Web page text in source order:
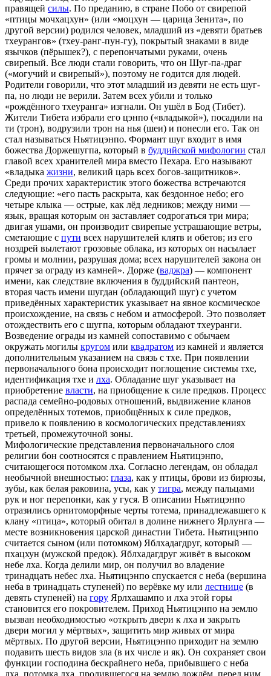
правящей силы. По преданию, в стране Побо от свирепой
«птицы мочхацхун» (или «моцхун — царица Зенита», по
другой версии) родился человек, младший из «девяти братьев
тхеурангов» (тхеу-ранг-пун-гу), покрытый знаками в виде
язычков (пёрышек?), с перепончатыми руками, очень
свирепый. Все люди стали говорить, что он Шуг-па-драг
(«могучий и свирепый»), поэтому не годится для людей.
Родители говорили, что этот младший из девяти не есть шуг-
па, но люди не верили. Затем всех убили и только
«рождённого тхеуранга» изгнали. Он ушёл в Бод (Тибет).
Жители Тибета избрали его цэнпо («владыкой»), посадили на
ти (трон), водрузили трон на нья (шеи) и понесли его. Так он
стал называться Ньятицэнпо. Формант шуг входит в имя
божества Доржешугпа, который в буддийской мифологии стал
главой всех хранителей мира вместо Пехара. Его называют
«владыка жизни, великий царь всех богов-защитников».
Среди прочих характеристик этого божества встречаются
следующие: «его пасть раскрыта, как бездонное небо; его
четыре клыка — острые, как лёд ледников; между ними —
язык, вращая которым он заставляет содрогаться три мира;
двигая ушами, он производит свирепые устрашающие ветры,
сметающие с пути всех нарушителей клятв и обетов; из его
ноздрей вылетают грозовые облака, из которых он насылает
громы и молнии, разрушая дома; всех нарушителей закона он
прячет за ограду из камней». Дорже (ваджра) — компонент
имени, как следствие включения в буддийский пантеон,
вторая часть имени шугдан (обладающий шуг) с учетом
приведённых характеристик указывает на явное космическое
происхождение, на связь с небом и атмосферой. Это позволяет
отождествить его с шугпа, которым обладают тхеуранги.
Возведение ограды из камней сопоставимо с обычаем
окружать могилы кругом или квадратом из камней и является
дополнительным указанием на связь с тхе. При появлении
первоначального бона происходит поглощение системы тхе,
идентификация тхе и лха. Обладание шуг указывает на
приобретение власти, на приобщение к силе предков. Процесс
распада семейно-родовых отношений, выдвижение кланов
определённых тотемов, приобщённых к силе предков,
привело к появлению в космологических представлениях
третьей, промежуточной зоны.
Мифологические представления первоначального слоя
религии бон соотносятся с правлением Ньятицэнпо,
считающегося потомком лха. Согласно легендам, он обладал
необычной внешностью: глаза, как у птицы, брови из бирюзы,
зубы, как белая раковина, усы, как у тигра, между пальцами
рук и ног перепонки, как у гуся. В описании Ньятицэнпо
отразились орнитоморфные черты тотема, принадлежавшего к
клану «птица», который обитал в долине нижнего Ярлунга —
месте возникновения царской династии Тибета. Ньятицэнпо
считается сыном (или потомком) Яблхадагдруг, который —
пхацхун (мужской предок). Яблхадагдруг живёт в высоком
небе лха. Когда делили мир, он получил во владение
тринадцать небес лха. Ньятицэнпо спускается с неба (вершина
неба в тринадцать ступеней) по верёвке му или лестнице (в
девять ступеней) на гору Ярлхашампо и лха этой горы
становится его покровителем. Приход Ньятицэнпо на землю
вызван необходимостью «открыть двери к лха и закрыть
двери могил у мёртвых», защитить мир живых от мира
мёртвых. По другой версии, Ньятицэнпо приходит на землю
подавить шесть видов зла (в их числе и як). Он сохраняет свои
функции господина бескрайнего неба, прибывшего с неба
лха, потомка лха, пролившегося на землю дождём, перед ним